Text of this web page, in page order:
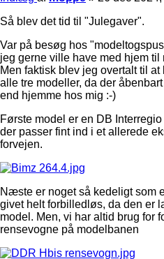
Så blev det tid til "Julegaver".
Var på besøg hos
jeg gerne ville have med hjem
Men faktisk blev jeg overtalt til
alle tre modeller, da der
end hjemme hos mig :-)
Første model er en DB
der passer fint ind i et allerede
forvejen.
Næste er noget så kedeligt som
givet helt forbilledløs, da den er
model. Men, vi har altid brug for
rensevogne på modelbanen